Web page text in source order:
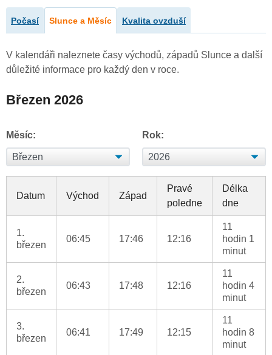
Počasí Slunce a Měsíc Kvalita ovzduší
V kalendáři naleznete časy východů, západů Slunce a další
důležité informace pro každý den v roce.
Březen 2026
Měsíc: Rok:
Datum Východ Západ
Pravé
poledne
Délka
dne
1.
březen
06:45 17:46 12:16
11
hodin 1
minut
2.
březen
06:43 17:48 12:16
11
hodin 4
minut
3.
březen
06:41 17:49 12:15
11
hodin 8
minut